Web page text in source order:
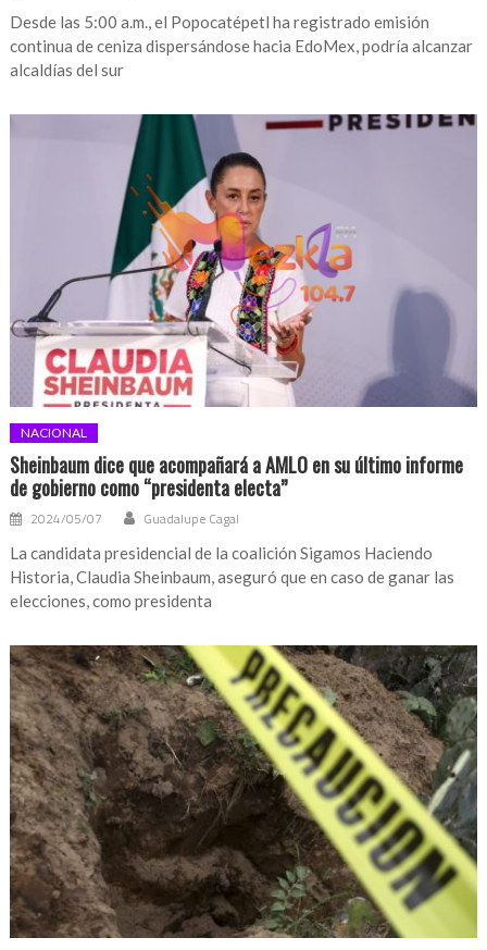
Desde las 5:00 a.m., el Popocatépetl ha registrado emisión
continua de ceniza dispersándose hacia EdoMex, podría alcanzar
alcaldías del sur
NACIONAL
Sheinbaum dice que acompañará a AMLO en su último informe
de gobierno como “presidenta electa”
2024/05/07 Guadalupe Cagal
La candidata presidencial de la coalición Sigamos Haciendo
Historia, Claudia Sheinbaum, aseguró que en caso de ganar las
elecciones, como presidenta